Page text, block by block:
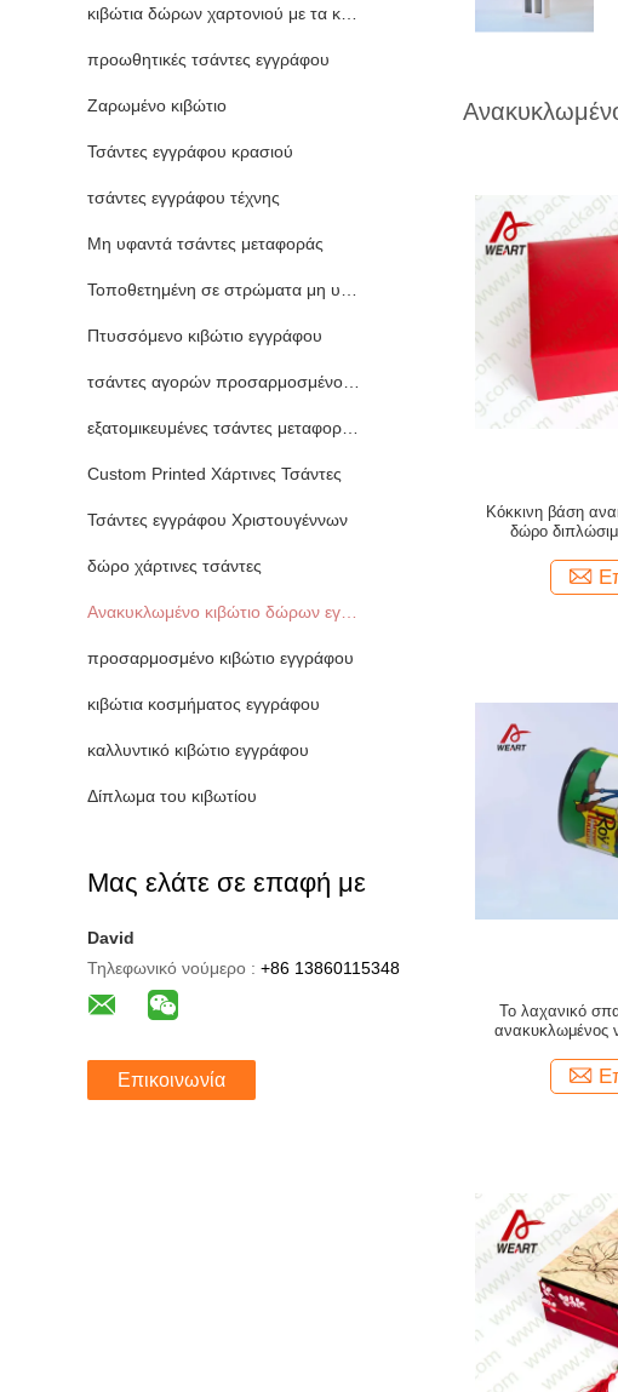
κιβώτια δώρων χαρτονιού με τα καπάκια
προωθητικές τσάντες εγγράφου
Ζαρωμένο κιβώτιο
Τσάντες εγγράφου κρασιού
τσάντες εγγράφου τέχνης
Μη υφαντά τσάντες μεταφοράς
Τοποθετημένη σε στρώματα μη υφαμένη τσάντα
Πτυσσόμενο κιβώτιο εγγράφου
τσάντες αγορών προσαρμοσμένο χαρτί
εξατομικευμένες τσάντες μεταφορέων εγγράφου
Custom Printed Χάρτινες Τσάντες
Τσάντες εγγράφου Χριστουγέννων
δώρο χάρτινες τσάντες
Ανακυκλωμένο κιβώτιο δώρων εγγράφου
προσαρμοσμένο κιβώτιο εγγράφου
κιβώτια κοσμήματος εγγράφου
καλλυντικό κιβώτιο εγγράφου
Δίπλωμα του κιβωτίου
Μας ελάτε σε επαφή με
David
Τηλεφωνικό νούμερο : +86 13860115348
Επικοινωνία
Κόκκινη βάση
δώρο
Το λαχανικό
ανακυκλωμένος